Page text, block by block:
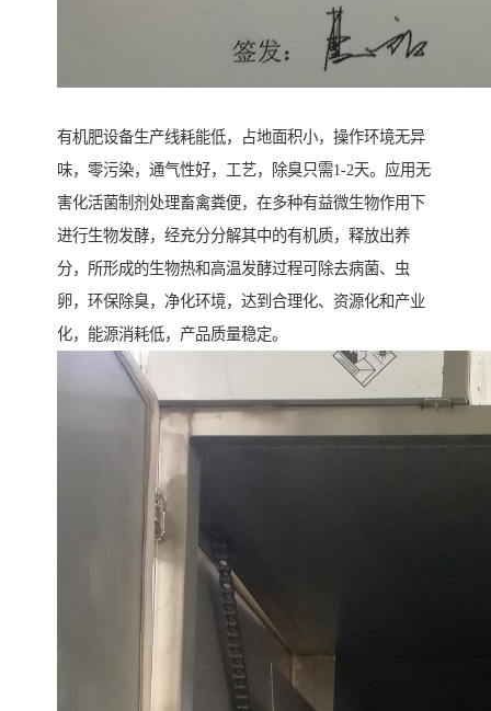
有机肥设备生产线耗能低，占地面积小，操作环境无异
味，零污染，通气性好，工艺，除臭只需1-2天。应用无
害化活菌制剂处理畜禽粪便，在多种有益微生物作用下
进行生物发酵，经充分分解其中的有机质，释放出养
分，所形成的生物热和高温发酵过程可除去病菌、虫
卵，环保除臭，净化环境，达到合理化、资源化和产业
化，能源消耗低，产品质量稳定。